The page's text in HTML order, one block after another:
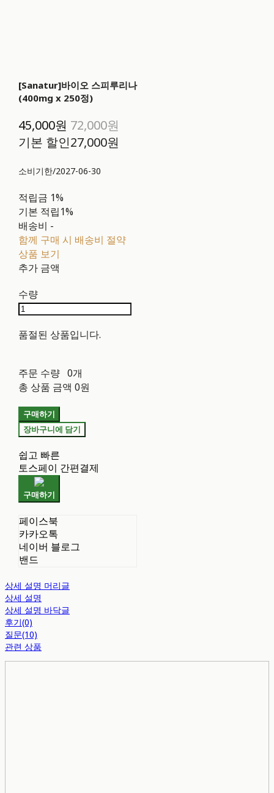
[Sanatur]바이오 스피루리나
(400mg x 250정)
45,000원 72,000원
기본 할인27,000원
소비기한/2027-06-30
적립금 1%
기본 적립1%
배송비 -
함께 구매 시 배송비 절약
상품 보기
추가 금액
수량
품절된 상품입니다.
주문 수량 0개
총 상품 금액 0원
구매하기
장바구니에 담기
쉽고 빠른
토스페이 간편결제
구매하기
페이스북
카카오톡
네이버 블로그
밴드
상세 설명 머리글
상세 설명
상세 설명 바닥글
후기(0)
질문(10)
관련 상품